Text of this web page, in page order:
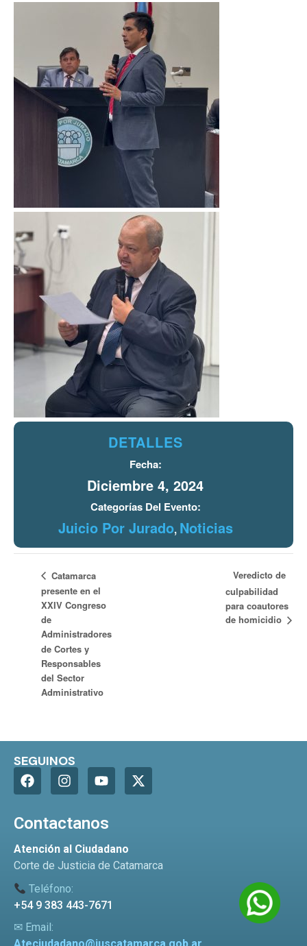
DETALLES
Fecha:
Diciembre 4, 2024
Categorías Del Evento:
Juicio Por Jurado, Noticias
Catamarca
presente en el
XXIV Congreso
de
Administradores
de Cortes y
Responsables
del Sector
Administrativo
Veredicto de
culpabilidad
para coautores
de homicidio
SEGUINOS
Contactanos
Atención al Ciudadano
Corte de Justicia de Catamarca
Teléfono:
+54 9 383 443-7671
✉ Email: